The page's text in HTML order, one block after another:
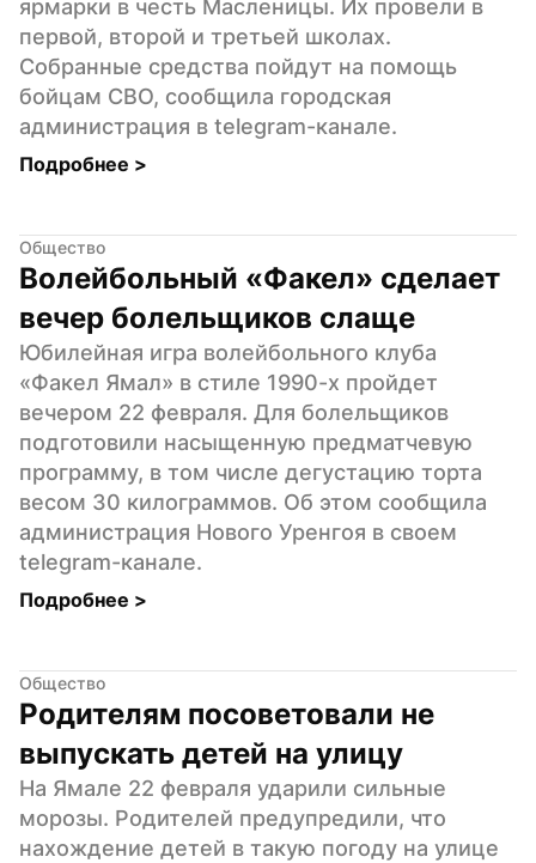
ярмарки в честь Масленицы. Их провели в
первой, второй и третьей школах.
Собранные средства пойдут на помощь
бойцам СВО, сообщила городская
администрация в telegram-канале.
Подробнее >
Общество
Волейбольный «Факел» сделает
вечер болельщиков слаще
Юбилейная игра волейбольного клуба
«Факел Ямал» в стиле 1990-х пройдет
вечером 22 февраля. Для болельщиков
подготовили насыщенную предматчевую
программу, в том числе дегустацию торта
весом 30 килограммов. Об этом сообщила
администрация Нового Уренгоя в своем
telegram-канале.
Подробнее >
Общество
Родителям посоветовали не
выпускать детей на улицу
На Ямале 22 февраля ударили сильные
морозы. Родителей предупредили, что
нахождение детей в такую погоду на улице